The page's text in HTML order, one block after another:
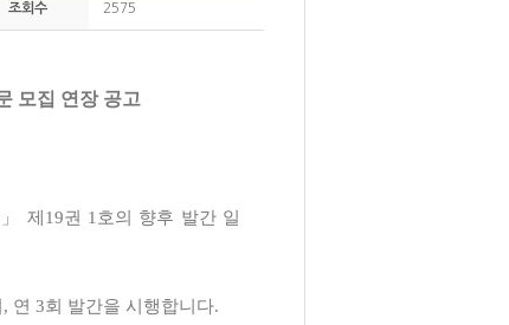
조회수 2575
모집 연장 공고
」 제 19권 1 호의 향후 발간 일
, 연 3회 발간을 시행합니다.